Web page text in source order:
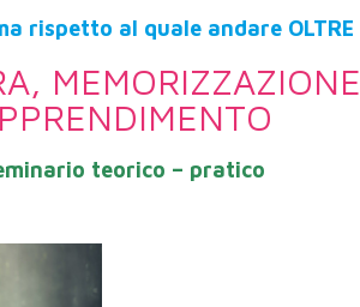
rispetto al quale andare
teorico – pratico